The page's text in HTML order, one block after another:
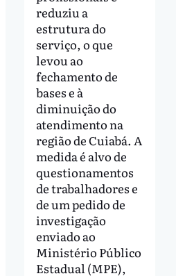
reduziu a
estrutura do
serviço, o que
levou ao
fechamento de
bases e à
diminuição do
atendimento na
região de Cuiabá. A
medida é alvo de
questionamentos
de trabalhadores e
de um pedido de
investigação
enviado ao
Ministério Público
Estadual (MPE),